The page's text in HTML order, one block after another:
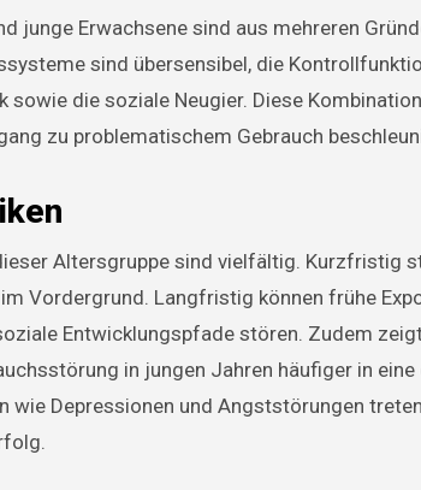
junge Erwachsene sind aus mehreren
sind übersensibel, die
sowie die soziale Neugier. Diese
zu problematischem Gebrauch
Altersgruppe sind vielfältig. Kurzfristig
Vordergrund. Langfristig können frühe
Entwicklungspfade stören. Zudem
in jungen Jahren häufiger in
wie Depressionen und Angststörungen